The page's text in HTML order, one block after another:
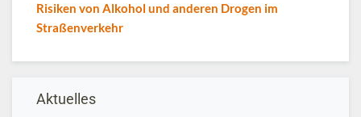
Risiken von Alkohol und anderen Drogen im
Straßenverkehr
Aktuelles